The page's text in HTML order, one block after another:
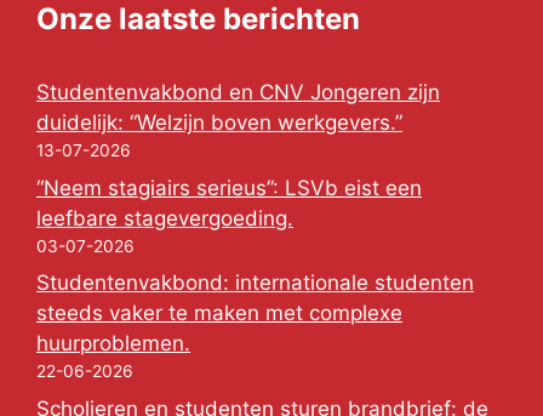
Onze laatste berichten
Studentenvakbond en CNV Jongeren zijn
duidelijk: “Welzijn boven werkgevers.”
13-07-2026
“Neem stagiairs serieus”: LSVb eist een
leefbare stagevergoeding.
03-07-2026
Studentenvakbond: internationale studenten
steeds vaker te maken met complexe
huurproblemen.
22-06-2026
Scholieren en studenten sturen brandbrief: de